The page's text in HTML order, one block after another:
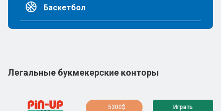
Баскетбол
Легальные букмекерские конторы
5300$ Играть